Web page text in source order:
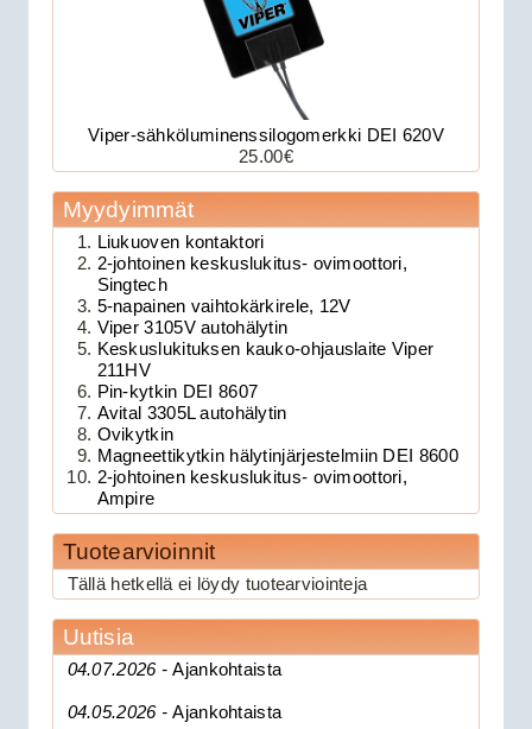
179.00€
Clifford 330X1 autohälytin +
ultraääniliikeilmaisin DEI 509U
Clifford 330X1 C...
ultraääniliikeilmaisin DEI 509U
Viper-sähköluminenssilogomerkki DEI 620V
25.00€
Myydyimmät
Liukuoven kontaktori
2-johtoinen keskuslukitus- ovimoottori,
Singtech
5-napainen vaihtokärkirele, 12V
Viper 3105V autohälytin
Keskuslukituksen kauko-ohjauslaite Viper
211HV
Pin-kytkin DEI 8607
Avital 3305L autohälytin
Ovikytkin
Magneettikytkin hälytinjärjestelmiin DEI 8600
2-johtoinen keskuslukitus- ovimoottori,
Ampire
Tuotearvioinnit
Tällä hetkellä ei löydy tuotearviointeja
Uutisia
04.07.2026 -Ajankohtaista
04.05.2026 -Ajankohtaista